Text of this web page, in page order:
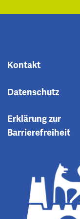
Kontakt
Datenschutz
Erklärung zur
Barrierefreiheit